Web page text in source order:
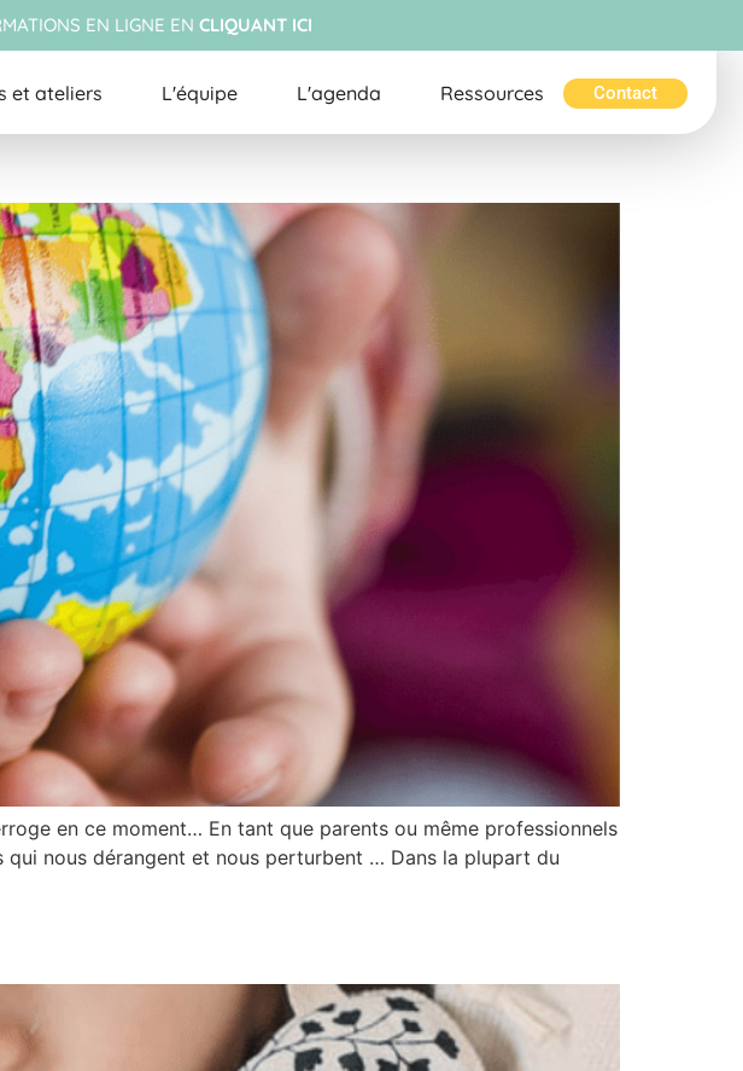
EN LIGNE EN CLIQUANT ICI
et ateliers L'équipe L'agenda Ressources Contact
en ce moment… En tant que parents ou même professionnels
nous dérangent et nous perturbent … Dans la plupart du